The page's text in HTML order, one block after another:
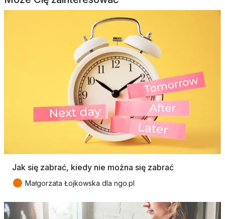
Jak się zabrać, kiedy nie można się zabrać
● Małgorzata Łojkowska dla ngo.pl